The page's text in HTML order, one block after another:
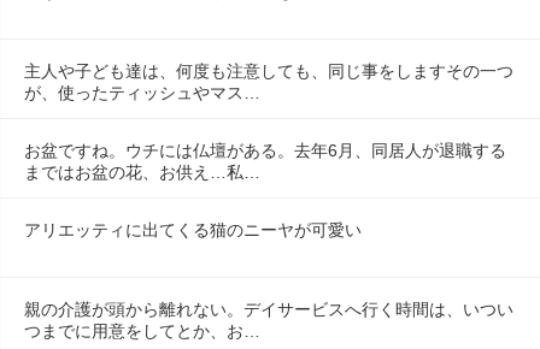
主人や子ども達は、何度も注意しても、同じ事をしますその一つ
が、使ったティッシュやマス…
お盆ですね。ウチには仏壇がある。去年6月、同居人が退職する
まではお盆の花、お供え…私…
アリエッティに出てくる猫のニーヤが可愛い
親の介護が頭から離れない。デイサービスへ行く時間は、いつい
つまでに用意をしてとか、お…